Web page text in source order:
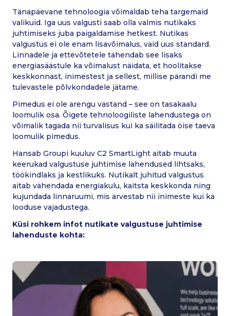
Tänapäevane tehnoloogia võimaldab teha targemaid
valikuid. Iga uus valgusti saab olla valmis nutikaks
juhtimiseks juba paigaldamise hetkest. Nutikas
valgustus ei ole enam lisavõimalus, vaid uus standard.
Linnadele ja ettevõtetele tähendab see lisaks
energiasäästule ka võimalust näidata, et hoolitakse
keskkonnast, inimestest ja sellest, millise pärandi me
tulevastele põlvkondadele jätame.
Pimedus ei ole arengu vastand – see on tasakaalu
loomulik osa. Õigete tehnoloogiliste lahendustega on
võimalik tagada nii turvalisus kui ka säilitada öise taeva
loomulik pimedus.
Hansab Groupi kuuluv C2 SmartLight aitab muuta
keerukad valgustuse juhtimise lahendused lihtsaks,
töökindlaks ja kestlikuks. Nutikalt juhitud valgustus
aitab vähendada energiakulu, kaitsta keskkonda ning
kujundada linnaruumi, mis arvestab nii inimeste kui ka
looduse vajadustega.
Küsi rohkem infot nutikate valgustuse juhtimise
lahenduste kohta: